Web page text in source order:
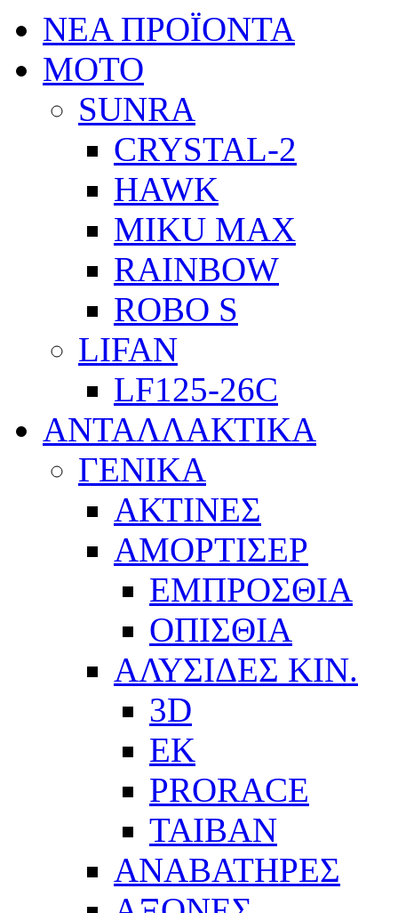
ΝΕΑ ΠΡΟΪΟΝΤΑ
ΜΟΤΟ
SUNRA
CRYSTAL-2
HAWK
MIKU MAX
RAINBOW
ROBO S
LIFAN
LF125-26C
ΑΝΤΑΛΛΑΚΤΙΚΑ
ΓΕΝΙΚΑ
ΑΚΤΙΝΕΣ
ΑΜΟΡΤΙΣΕΡ
ΕΜΠΡΟΣΘΙΑ
ΟΠΙΣΘΙΑ
ΑΛΥΣΙΔΕΣ ΚΙΝ.
3D
EK
PRORACE
ΤΑΙΒΑΝ
ΑΝΑΒΑΤΗΡΕΣ